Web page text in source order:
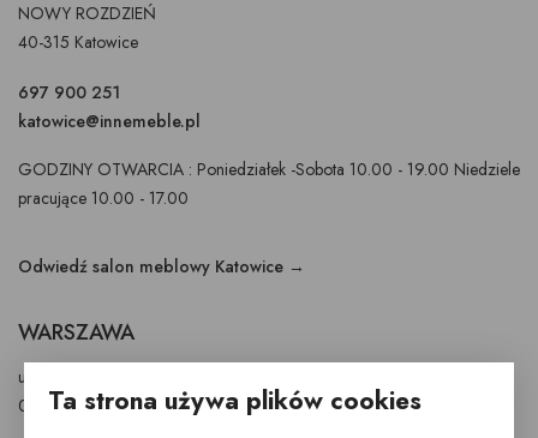
NOWY ROZDZIEŃ
40-315 Katowice
697 900 251
katowice@innemeble.pl
GODZINY OTWARCIA : Poniedziałek -Sobota 10.00 - 19.00 Niedziele
pracujące 10.00 - 17.00
Odwiedź salon meblowy Katowice →
WARSZAWA
ul. Puławska 326 - budynek Enel-Med
02-819 Warszawa
Ta strona używa plików cookies